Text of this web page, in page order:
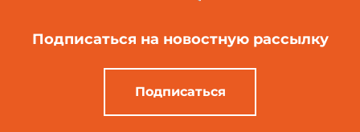
Подписаться на новостную рассылку
Подписаться